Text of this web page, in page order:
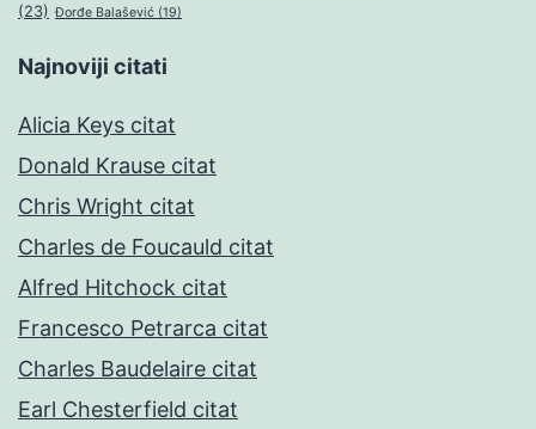
(23) Đorđe Balašević (19)
Najnoviji citati
Alicia Keys citat
Donald Krause citat
Chris Wright citat
Charles de Foucauld citat
Alfred Hitchock citat
Francesco Petrarca citat
Charles Baudelaire citat
Earl Chesterfield citat